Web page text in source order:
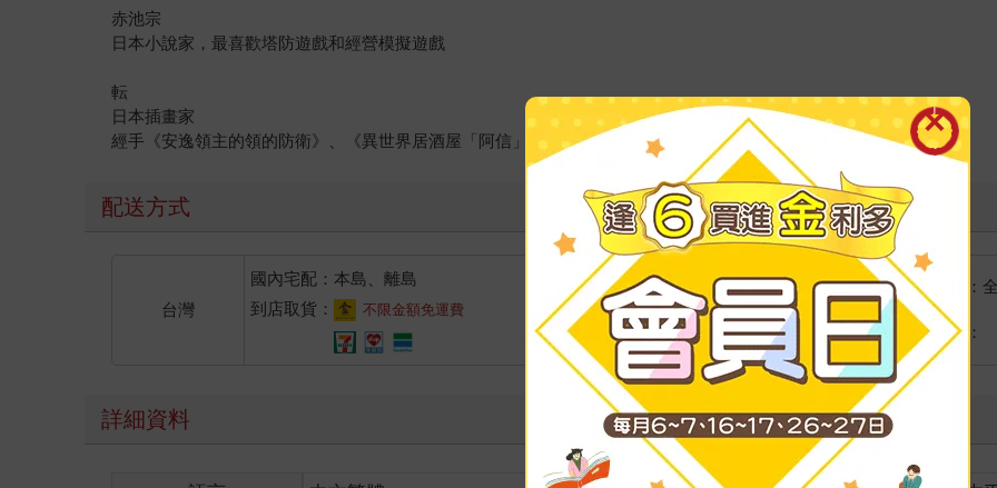
赤池宗
日本小說家，最喜歡塔防遊戲和經營模擬遊戲
転
日本插畫家
經手《安逸領主的領的防衛》、《異世界居酒屋「阿信」》等作品的插畫、角色設計
配送方式
台灣
國內宅配：本島、離島
到店取貨：
不限金額免運費 海外
國際快遞：
港澳店取：
詳細資料